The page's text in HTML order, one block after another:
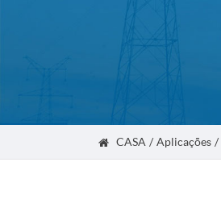
CASA Aplicações